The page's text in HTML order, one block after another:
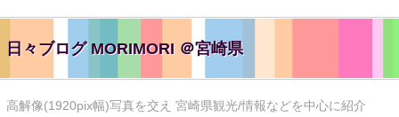
日々ブログ MORIMORI ＠宮崎県
高解像(1920pix幅)写真を交え 宮崎県観光/情報などを中心に紹介